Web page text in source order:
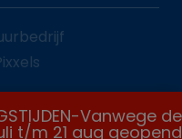
Vanwege de
t/m 21 aug geopend